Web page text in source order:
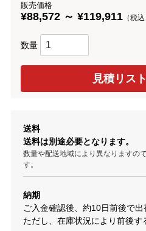
販売価格
¥88,572 ～ ¥119,911（税込
数量
送料
送料は別途必要となります。
数量や配送地域により異なりますの
す。
納期
ご入金確認後、約10日前後で出
ただし、在庫状況により前後す